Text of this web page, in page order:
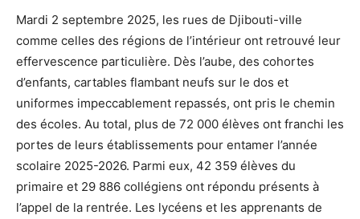
Mardi 2 septembre 2025, les rues de Djibouti-ville
comme celles des régions de l’intérieur ont retrouvé leur
effervescence particulière. Dès l’aube, des cohortes
d’enfants, cartables flambant neufs sur le dos et
uniformes impeccablement repassés, ont pris le chemin
des écoles. Au total, plus de 72 000 élèves ont franchi les
portes de leurs établissements pour entamer l’année
scolaire 2025-2026. Parmi eux, 42 359 élèves du
primaire et 29 886 collégiens ont répondu présents à
l’appel de la rentrée. Les lycéens et les apprenants de